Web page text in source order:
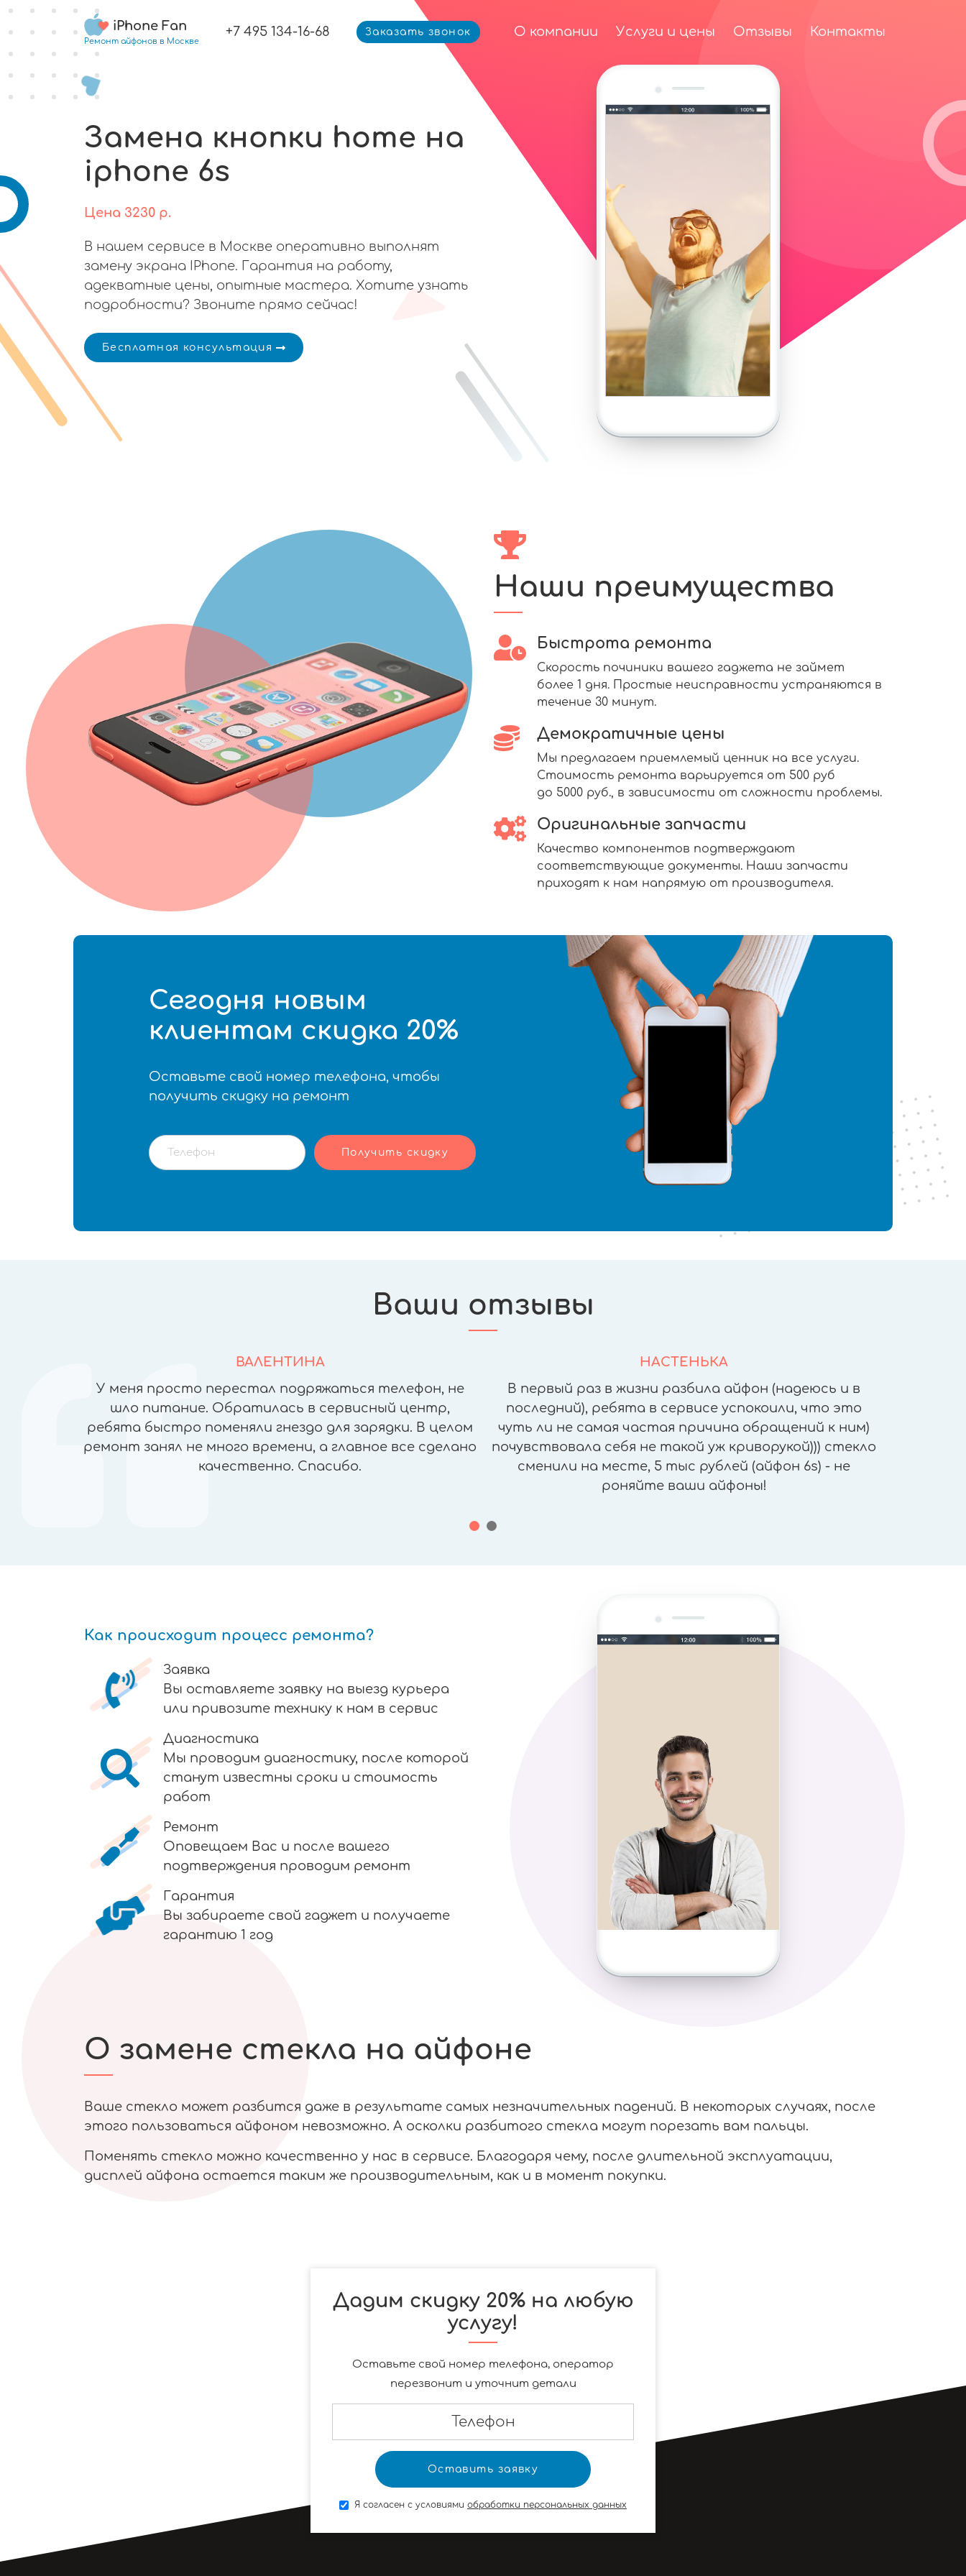
iPhone Fan
Ремонт айфонов в Москве
+7 495 134-16-68 Заказать звонок О компании Услуги и цены Отзывы Контакты
Замена кнопки home на
iphone 6s
Цена 3230 р.
В нашем сервисе в Москве оперативно выполнят
замену экрана IPhone. Гарантия на работу,
адекватные цены, опытные мастера. Хотите узнать
подробности? Звоните прямо сейчас!
Бесплатная консультация
Наши преимущества
Быстрота ремонта
Скорость починики вашего гаджета не займет
более 1 дня. Простые неисправности устраняются в
течение 30 минут.
Демократичные цены
Мы предлагаем приемлемый ценник на все услуги.
Стоимость ремонта варьируется от 500 руб
до 5000 руб., в зависимости от сложности проблемы.
Оригинальные запчасти
Качество компонентов подтверждают
соответствующие документы. Наши запчасти
приходят к нам напрямую от производителя.
Сегодня новым
клиентам скидка 20%
Оставьте свой номер телефона, чтобы
получить скидку на ремонт
Ваши отзывы
ВАЛЕНТИНА
У меня просто перестал подряжаться телефон, не
шло питание. Обратилась в сервисный центр,
ребята быстро поменяли гнездо для зарядки. В целом
ремонт занял не много времени, а главное все сделано
качественно. Спасибо.
НАСТЕНЬКА
В первый раз в жизни разбила айфон (надеюсь и в
последний), ребята в сервисе успокоили, что это
чуть ли не самая частая причина обращений к ним)
почувствовала себя не такой уж криворукой))) стекло
сменили на месте, 5 тыс рублей (айфон 6s) - не
роняйте ваши айфоны!
Как происходит процесс ремонта?
Заявка
Вы оставляете заявку на выезд курьера
или привозите технику к нам в сервис
Диагностика
Мы проводим диагностику, после которой
станут известны сроки и стоимость
работ
Ремонт
Оповещаем Вас и после вашего
подтверждения проводим ремонт
Гарантия
Вы забираете свой гаджет и получаете
гарантию 1 год
О замене стекла на айфоне
Ваше стекло может разбится даже в результате самых незначительных падений. В некоторых случаях, после
этого пользоваться айфоном невозможно. А осколки разбитого стекла могут порезать вам пальцы.
Поменять стекло можно качественно у нас в сервисе. Благодаря чему, после длительной эксплуатации,
дисплей айфона остается таким же производительным, как и в момент покупки.
Дадим скидку 20% на любую
услугу!
Оставьте свой номер телефона, оператор
перезвонит и уточнит детали
Я согласен с условиями обработки персональных данных